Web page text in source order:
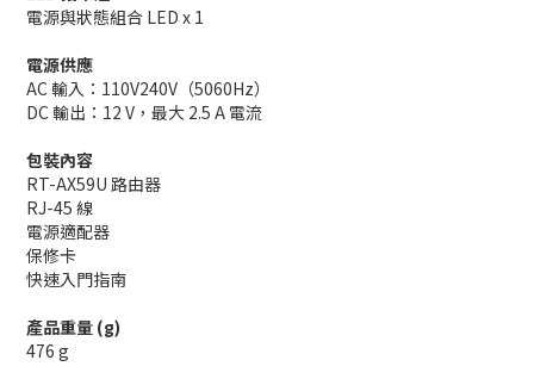
電源與狀態組合 LED x 1
電源供應
AC 輸入：110V240V（5060Hz）
DC 輸出：12 V，最大 2.5 A 電流
包裝內容
RT-AX59U 路由器
RJ-45 線
電源適配器
保修卡
快速入門指南
產品重量 (g)
476 g